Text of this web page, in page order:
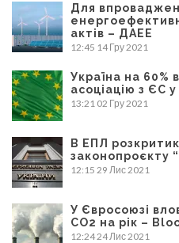
Для
актів – ДАЕЕ
12:45 14 Гру 2021
Україна на 60%
асоціацію з ЄС
13:21 02 Гру 2021
В ЕПЛ
законопроєкту
12:15 29 Лис 2021
У Євросоюзі
CO2 на рік –
12:24 24 Лис 2021